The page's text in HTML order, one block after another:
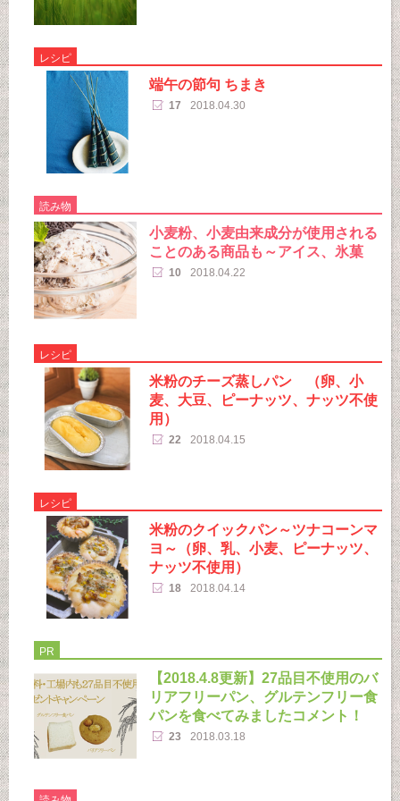
レシピ
端午の節句 ちまき
17 2018.04.30
読み物
小麦粉、小麦由来成分が使用される
ことのある商品も～アイス、氷菓
10 2018.04.22
レシピ
米粉のチーズ蒸しパン （卵、小
麦、大豆、ピーナッツ、ナッツ不使
用）
22 2018.04.15
レシピ
米粉のクイックパン～ツナコーンマ
ヨ～（卵、乳、小麦、ピーナッツ、
ナッツ不使用）
18 2018.04.14
PR
【2018.4.8更新】27品目不使用のバ
リアフリーパン、グルテンフリー食
パンを食べてみましたコメント！
23 2018.03.18